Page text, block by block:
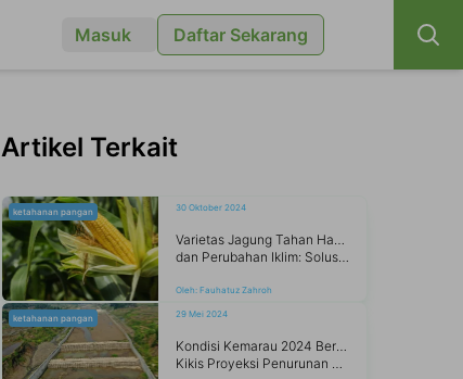
Masuk Daftar Sekarang
Artikel Terkait
ketahanan pangan 30 Oktober 2024
Varietas Jagung Tahan Hama
dan Perubahan Iklim: Solusi untuk Ketahanan Pangan
Oleh: Fauhatuz Zahroh
ketahanan pangan 29 Mei 2024
Kondisi Kemarau 2024 Berpotensi
Kikis Proyeksi Penurunan Produksi Beras